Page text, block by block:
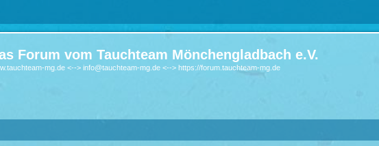
Forum vom Tauchteam Mönchengladbach e.V.
mg.de <--> info@tauchteam-mg.de <--> https://forum.tauchteam-mg.de